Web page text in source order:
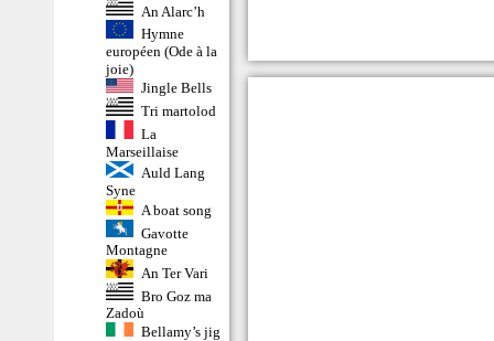
An Alarc’h
Hymne
européen (Ode à la
joie)
Jingle Bells
Tri martolod
La
Marseillaise
Auld Lang
Syne
A boat song
Gavotte
Montagne
An Ter Vari
Bro Goz ma
Zadoù
Bellamy’s jig